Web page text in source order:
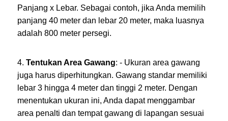
Panjang x Lebar. Sebagai contoh, jika Anda memilih
panjang 40 meter dan lebar 20 meter, maka luasnya
adalah 800 meter persegi.
Tentukan Area Gawang: - Ukuran area gawang
juga harus diperhitungkan. Gawang standar memiliki
lebar 3 hingga 4 meter dan tinggi 2 meter. Dengan
menentukan ukuran ini, Anda dapat menggambar
area penalti dan tempat gawang di lapangan sesuai